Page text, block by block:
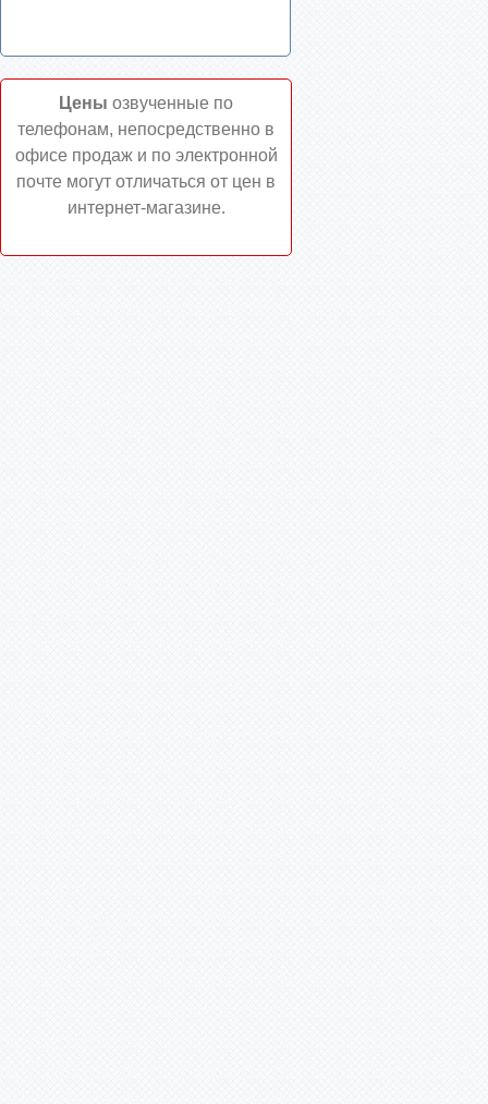
Цены озвученные по
телефонам, непосредственно в
офисе продаж и по электронной
почте могут отличаться от цен в
интернет-магазине.